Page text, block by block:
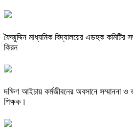
ফৈজুদ্দিন মাধ্যমিক বিদ্যালয়ের এডহক কমিটির
কিরন
দক্ষিণ আইচায় কর্মজীবনের অবসানে সম্মাননা ও
শিক্ষক।